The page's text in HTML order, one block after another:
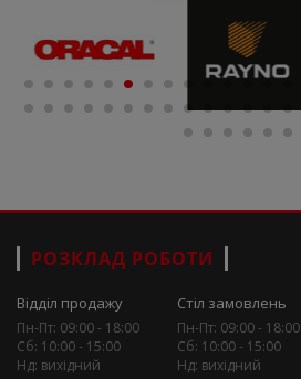
РОЗКЛАД РОБОТИ
Відділ продажу
Пн-Пт: 09:00 - 18:00
Сб: 10:00 - 15:00
Нд: вихідний
Стіл замовлень
Пн-Пт: 09:00 - 18:00
Сб: 10:00 - 15:00
Нд: вихідний